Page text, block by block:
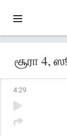
சூரா 4,
4:29